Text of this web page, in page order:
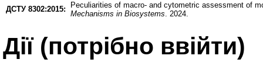
ДСТУ 8302:2015:
Peculiarities of macro- and cytometric assessment of
Mechanisms in Biosystems. 2024.
Дії ​​(потрібно ввійти)